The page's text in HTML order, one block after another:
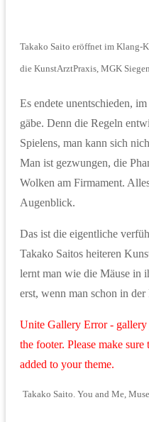
Takako Saito eröffnet im Klang-
die KunstArztPraxis, MGK
Es endete unentschieden,
gäbe. Denn die Regeln
Spielens, man kann sich
Man ist gezwungen, die
Wolken am Firmament.
Augenblick.
Das ist die eigentliche
Takako Saitos heiteren
lernt man wie die Mäuse in
erst, wenn man schon in der
Unite Gallery Error - gallery
the footer. Please make
added to your theme.
Takako Saito. You and Me,